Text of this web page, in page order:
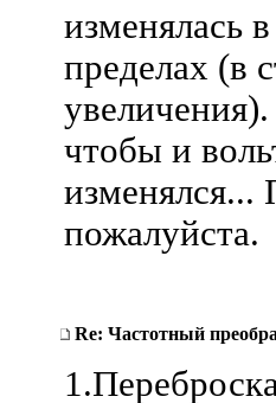
изменялась
пределах (в
чтобы и
изменялся...
пожалуйста.
Re: Частотный